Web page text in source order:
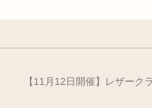
【11月12日開催】レザーク